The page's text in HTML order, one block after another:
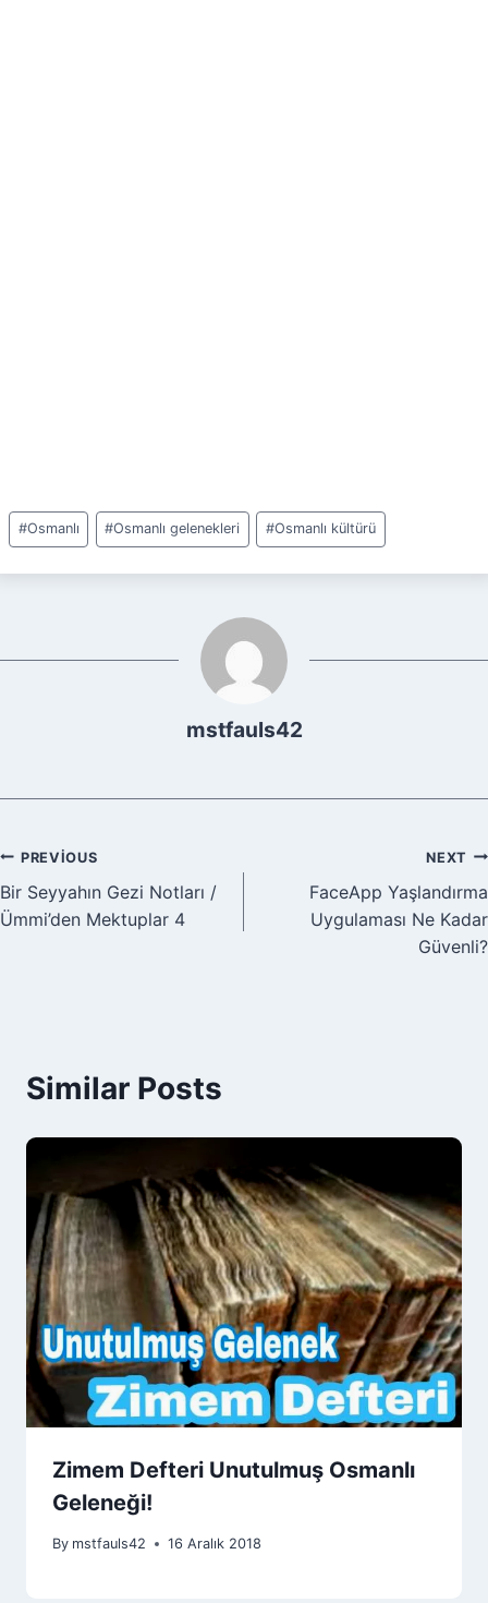
Post
Tags:
#Osmanlı #Osmanlı gelenekleri #Osmanlı kültürü
mstfauls42
Yazı
gezinmesi
PREVIOUS
Bir Seyyahın Gezi Notları /
Ümmi’den Mektuplar 4
NEXT
FaceApp Yaşlandırma
Uygulaması Ne Kadar
Güvenli?
Similar Posts
Zimem Defteri Unutulmuş Osmanlı
Geleneği!
By mstfauls42 16 Aralık 2018